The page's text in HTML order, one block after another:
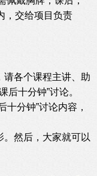
，交给项目负责
请各个课程主讲、助
后十分钟”讨论。
十分钟”讨论内容，
。然后，大家就可以